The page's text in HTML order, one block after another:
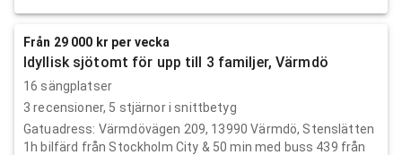
Från 29 000 kr per vecka
Idyllisk sjötomt för upp till 3 familjer, Värmdö
16 sängplatser
3 recensioner, 5 stjärnor i snittbetyg
Gatuadress: Värmdövägen 209, 13990 Värmdö, Stenslätten
1h bilfärd från Stockholm City & 50 min med buss 439 från